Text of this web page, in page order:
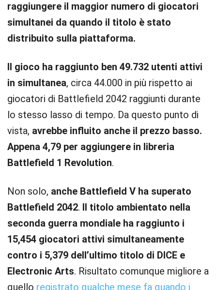
raggiungere il maggior numero di giocatori
simultanei da quando il titolo è stato
distribuito sulla piattaforma.
Il gioco ha raggiunto ben 49.732 utenti attivi
in simultanea, circa 44.000 in più rispetto ai
giocatori di Battlefield 2042 raggiunti durante
lo stesso lasso di tempo. Da questo punto di
vista, avrebbe influito anche il prezzo basso.
Appena 4,79 per aggiungere in libreria
Battlefield 1 Revolution.
Non solo, anche Battlefield V ha superato
Battlefield 2042. Il titolo ambientato nella
seconda guerra mondiale ha raggiunto i
15,454 giocatori attivi simultaneamente
contro i 5,379 dell’ultimo titolo di DICE e
Electronic Arts. Risultato comunque migliore a
quello registrato qualche mese fa quando i